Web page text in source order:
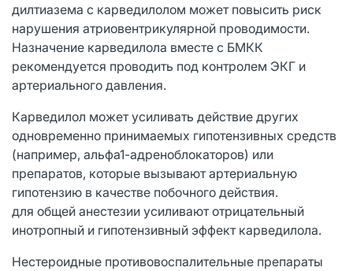
дилтиазема с карведилолом может повысить риск
нарушения атриовентрикулярной проводимости.
Назначение карведилола вместе с БМКК
рекомендуется проводить под контролем ЭКГ и
артериального давления.
Карведилол может усиливать действие других
одновременно принимаемых гипотензивных средств
(например, альфа1-адреноблокаторов) или
препаратов, которые вызывают артериальную
гипотензию в качестве побочного действия.
для общей анестезии усиливают отрицательный
инотропный и гипотензивный эффект карведилола.
Нестероидные противовоспалительные препараты